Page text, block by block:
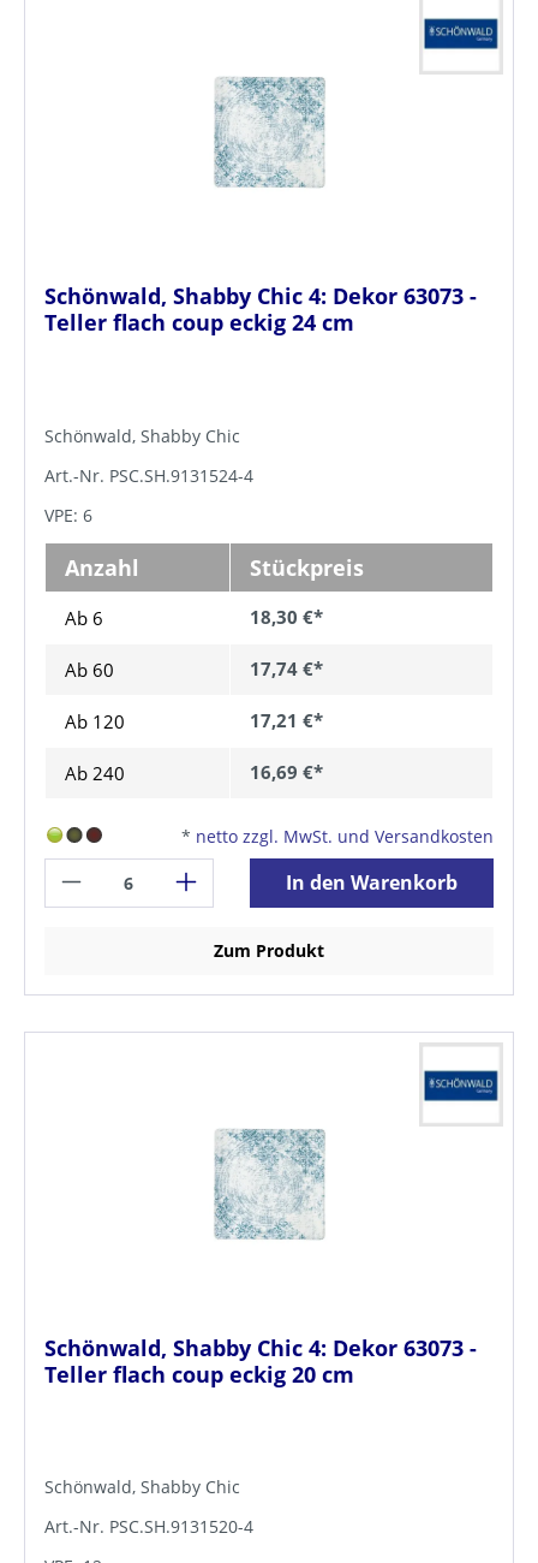
Schönwald, Shabby Chic 4: Dekor 63073 -
Teller flach coup eckig 24 cm
Schönwald, Shabby Chic
Art.-Nr. PSC.SH.9131524-4
VPE: 6
Anzahl Stückpreis
Ab 6 18,30 €*
Ab 60 17,74 €*
Ab 120 17,21 €*
Ab 240 16,69 €*
* netto zzgl. MwSt. und Versandkosten
In den Warenkorb
Zum Produkt
Schönwald, Shabby Chic 4: Dekor 63073 -
Teller flach coup eckig 20 cm
Schönwald, Shabby Chic
Art.-Nr. PSC.SH.9131520-4